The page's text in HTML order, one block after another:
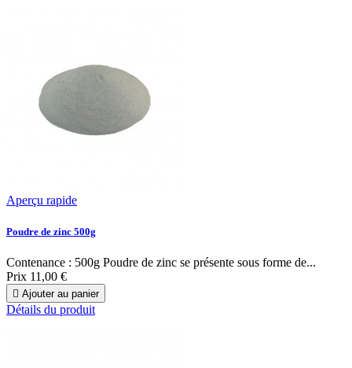
Aperçu rapide
Poudre de zinc 500g
Contenance : 500g Poudre de zinc se présente sous forme de...
Prix 11,00 €
 Ajouter au panier
Détails du produit